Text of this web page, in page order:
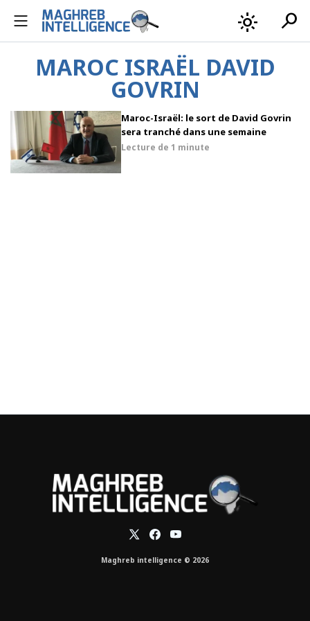
light_mode search
MAROC ISRAËL DAVID
GOVRIN
Maroc-Israël: le sort de David Govrin
sera tranché dans une semaine
Lecture de 1 minute
Maghreb intelligence © 2026